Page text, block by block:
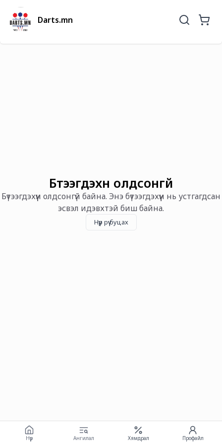
Darts.mn
Бүтээгдэхүүн олдсонгүй
Бүтээгдэхүүн олдсонгүй байна. Энэ бүтээгдэхүүн нь устгагдсан
эсвэл идэвхтэй биш байна.
Нүүр рүү буцах
Нүүр Ангилал Хямдрал Профайл